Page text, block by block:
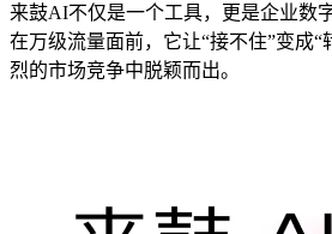
来鼓AI不仅是一个工具，更是企业数
在万级流量面前，它让“接不住”变成“
烈的市场竞争中脱颖而出。